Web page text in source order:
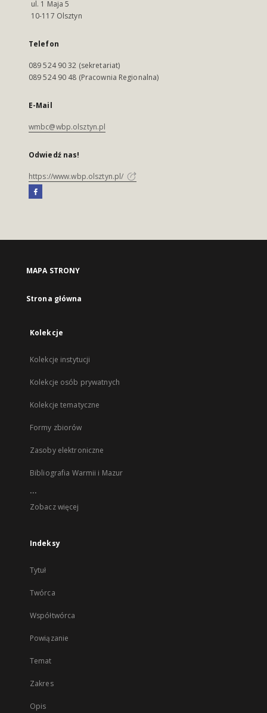
ul. 1 Maja 5
10-117 Olsztyn
Telefon
089 524 90 32 (sekretariat)
089 524 90 48 (Pracownia Regionalna)
E-Mail
wmbc@wbp.olsztyn.pl
Odwiedź nas!
https://www.wbp.olsztyn.pl/
MAPA STRONY
Strona główna
Kolekcje
Kolekcje instytucji
Kolekcje osób prywatnych
Kolekcje tematyczne
Formy zbiorów
Zasoby elektroniczne
Bibliografia Warmii i Mazur
...
Zobacz więcej
Indeksy
Tytuł
Twórca
Współtwórca
Powiązanie
Temat
Zakres
Opis